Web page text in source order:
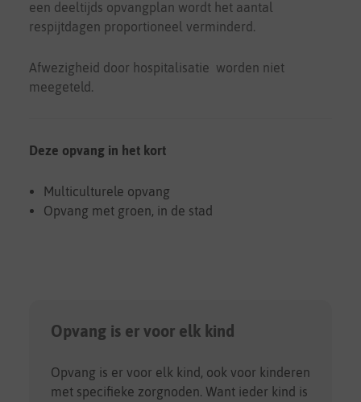
een deeltijds opvangplan wordt het aantal
respijtdagen proportioneel verminderd.
Afwezigheid door hospitalisatie worden niet
meegeteld.
Deze opvang in het kort
Multiculturele opvang
Opvang met groen, in de stad
Opvang is er voor elk kind
Opvang is er voor elk kind, ook voor kinderen
met specifieke zorgnoden. Want ieder kind is